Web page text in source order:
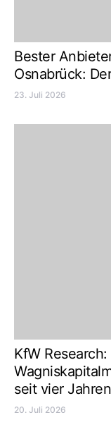
Bester
Osnabrück:
23. Juli 2026
KfW
seit vier Jahren
20. Juli 2026